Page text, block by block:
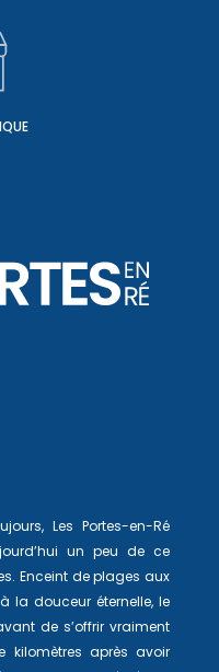
Les Portes-en-Ré
un peu de ce
Enceint de plages aux
la douceur éternelle, le
de s’offrir vraiment
kilomètres après avoir